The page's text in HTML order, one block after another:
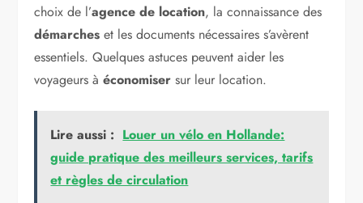
choix de l’agence de location, la connaissance des
démarches et les documents nécessaires s’avèrent
essentiels. Quelques astuces peuvent aider les
voyageurs àéconomiser sur leur location.
Lire aussi : Louer un vélo en Hollande:
guide pratique des meilleurs services, tarifs
et règles de circulation